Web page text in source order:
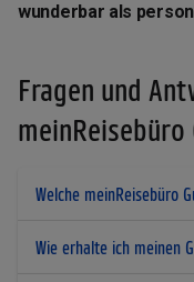
wunderbar als
Fragen und
meinReisebüro
Welche meinReisebüro
Wie erhalte ich meinen